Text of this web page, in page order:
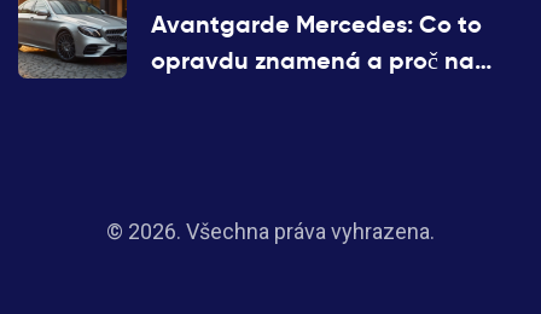
Avantgarde Mercedes: Co to
opravdu znamená a proč na
© 2026. Všechna práva vyhrazena.